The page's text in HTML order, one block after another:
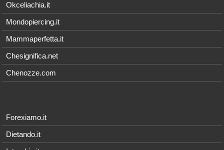
Okceliachia.it
Mondopiercing.it
Mammaperfetta.it
Chesignifica.net
Chenozze.com
Forexiamo.it
Dietando.it